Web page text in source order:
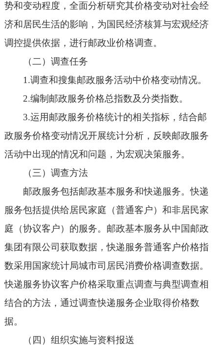
势和变动程度，全面分析研究其价格变动对社会经
济和居民生活的影响，为国民经济核算与宏观经济
调控提供依据，进行邮政业价格调查。
（二）调查任务
1.调查和搜集邮政服务活动中价格变动情况。
2.编制邮政服务价格总指数及分类指数。
3.运用邮政服务价格统计的相关指标，结合邮
政服务价格变动情况开展统计分析，反映邮政服务
活动中出现的情况和问题，为宏观决策服务。
（三）调查方法
邮政服务包括邮政基本服务和快递服务。快递
服务包括提供给居民家庭（普通客户）和非居民家
庭（协议客户）的服务。邮政基本服务从中国邮政
集团有限公司获取数据，快递服务普通客户价格指
数采用国家统计局城市司居民消费价格调查数据。
快递服务协议客户价格采取重点调查与典型调查相
结合的方法，通过调查快递服务企业取得价格数
据。
（四）组织实施与资料报送